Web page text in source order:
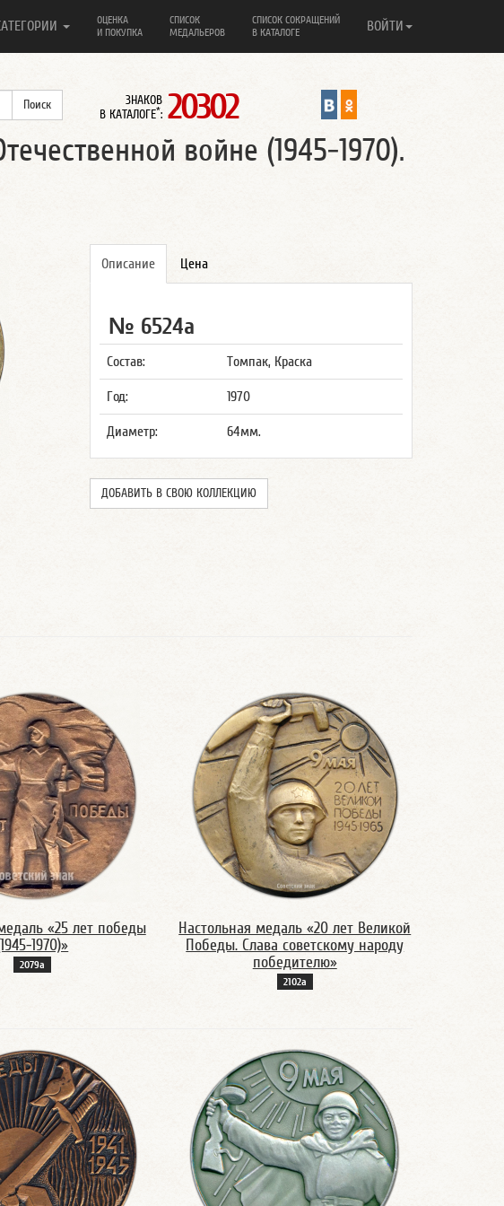
ОЦЕНКА
И ПОКУПКА
СПИСОК
МЕДАЛЬЕРОВ
СПИСОК СОКРАЩЕНИЙ
В КАТАЛОГЕ
ВОЙТИ
ЗНАКОВ
В КАТАЛОГЕ*: 20302
войне (1945-1970).
Описание Цена
№ 6524а
Состав: Томпак, Краска
Год: 1970
Диаметр: 64мм.
ДОБАВИТЬ В СВОЮ КОЛЛЕКЦИЮ
«25 лет победы
1970)»
2079а
Настольная медаль «20 лет Великой
Победы. Слава советскому народу
победителю»
2102а